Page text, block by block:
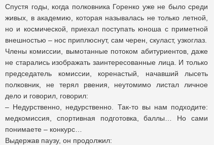
Спустя годы, когда полковника Горенко уже не было среди
живых, в академию, которая называлась не только летной,
но и космической, приехал поступать юноша с приметной
внешностью – нос приплюснут, сам черен, скуласт, узкоглаз.
Члены комиссии, вымотанные потоком абитуриентов, даже
не старались изображать заинтересованные лица. И только
председатель комиссии, коренастый, начавший лысеть
полковник, не терял рвения, неутомимо листал личное
дело и говорил, говорил:
– Недурственно, недурственно. Так-то вы нам подходите:
медкомиссия, спортивная подготовка, баллы… Но сами
понимаете – конкурс…
Выдержав паузу, он продолжил: